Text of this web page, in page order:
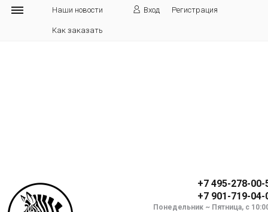
Наши новости Вход Регистрация
Как заказать
+7 495-278-00-
+7 901-719-04-
Понедельник ~ Пятница, с